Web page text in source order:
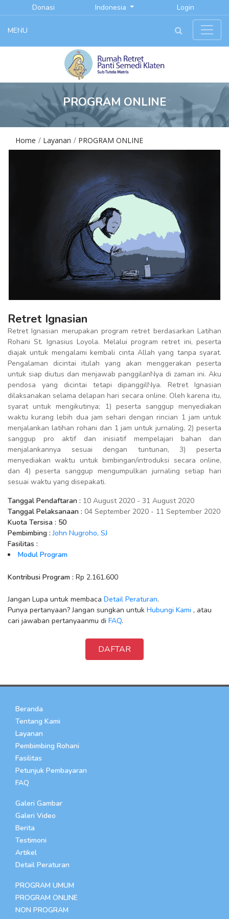
Donasi Indonesia Login
MENU
PROGRAM ONLINE
Home Layanan PROGRAM ONLINE
Retret Ignasian
Retret Ignasian merupakan program retret berdasarkan Latihan
Rohani St. Ignasius Loyola. Melalui program retret ini, peserta
diajak untuk mengalami kembali cinta Allah yang tanpa syarat.
Pengalaman dicintai itulah yang akan menggerakan peserta
untuk siap diutus dan menjawab panggilanNya di zaman ini. Aku
pendosa yang dicintai tetapi dipanggilNya. Retret Ignasian
dilaksanakan selama delapan hari secara online. Oleh karena itu,
syarat untuk mengikutinya; 1) peserta sanggup menyediakan
waktu kurang lebih dua jam sehari dengan rincian 1 jam untuk
menjalankan latihan rohani dan 1 jam untuk jurnaling, 2) peserta
sanggup pro aktif dan inisiatif mempelajari bahan dan
menjalankannya sesuai dengan tuntunan, 3) peserta
menyediakan waktu untuk bimbingan/introduksi secara online,
dan 4) peserta sanggup mengumpulkan jurnaling setiap hari
sesuai waktu yang disepakati.
Tanggal Pendaftaran : 10 August 2020 - 31 August 2020
Tanggal Pelaksanaan : 04 September 2020 - 11 September 2020
Kuota Tersisa : 50
Pembimbing : John Nugroho, SJ
Fasilitas :
Modul Program
Kontribusi Program : Rp 2.161.600
Jangan Lupa untuk membaca Detail Peraturan.
Punya pertanyaan? Jangan sungkan untuk Hubungi Kami , atau
cari jawaban pertanyaanmu di FAQ.
DAFTAR
Beranda
Tentang Kami
Layanan
Pembimbing Rohani
Fasilitas
Petunjuk Pembayaran
FAQ
Galeri Gambar
Galeri Video
Berita
Testimoni
Artikel
Detail Peraturan
PROGRAM UMUM
PROGRAM ONLINE
NON PROGRAM